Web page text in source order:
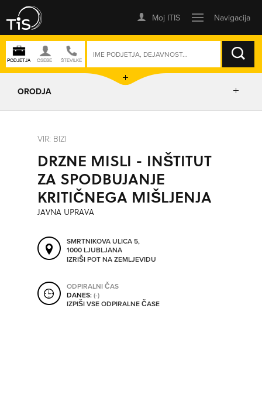
ISKANJE
ORODJA
IZRIŠI POT
POŠLJI SMS
ORODJA
VIR: BIZI
DRZNE MISLI - INŠTITUT
ZA SPODBUJANJE
KRITIČNEGA MIŠLJENJA
JAVNA UPRAVA
SMRTNIKOVA ULICA 5,
1000 LJUBLJANA
IZRIŠI POT NA ZEMLJEVIDU
ODPIRALNI ČAS
DANES:(-)
IZPIŠI VSE ODPIRALNE ČASE